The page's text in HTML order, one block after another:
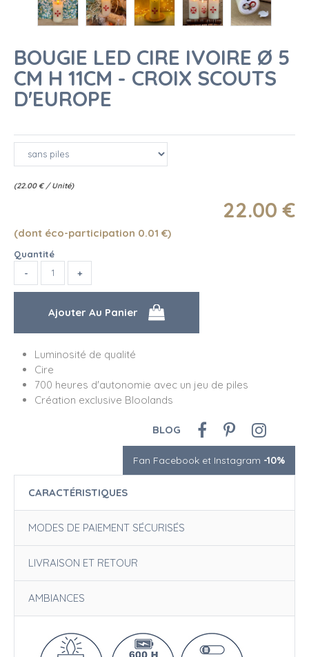
BOUGIE LED CIRE IVOIRE Ø 5
CM H 11CM - CROIX SCOUTS
D'EUROPE
(22.00 € / Unité)
22.00 €
(dont éco-participation 0.01 €)
Quantité
Luminosité de qualité
Cire
700 heures d'autonomie avec un jeu de piles
Création exclusive Bloolands
BLOG
Fan Facebook et Instagram -10%
CARACTÉRISTIQUES
MODES DE PAIEMENT SÉCURISÉS
LIVRAISON ET RETOUR
AMBIANCES